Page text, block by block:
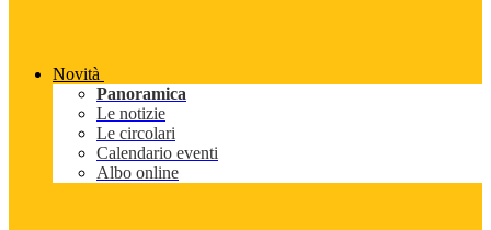
Novità
Panoramica
Le notizie
Le circolari
Calendario eventi
Albo online